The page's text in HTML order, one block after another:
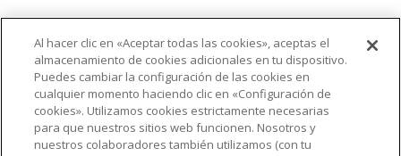
Al hacer clic en «Aceptar todas las cookies», aceptas el
almacenamiento de cookies adicionales en tu dispositivo.
Puedes cambiar la configuración de las cookies en
cualquier momento haciendo clic en «Configuración de
cookies». Utilizamos cookies estrictamente necesarias
para que nuestros sitios web funcionen. Nosotros y
nuestros colaboradores también utilizamos (con tu